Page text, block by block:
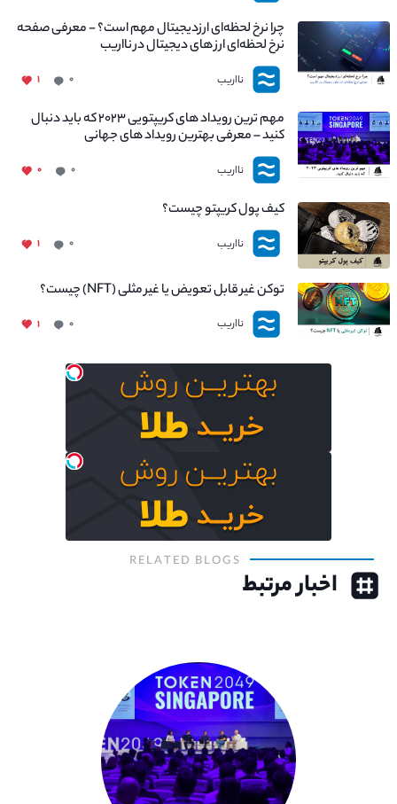
چرا نرخ لحظه‌ای ارزدیجیتال مهم است؟ - معرفی صفحه
نرخ لحظه‌ای ارز های دیجیتال در نااریب
نااریب ۰ ۱
مهم ترین رویداد های کریپتویی ۲۰۲۳ که باید دنبال
کنید – معرفی بهترین رویداد های جهانی
نااریب ۰ ۰
کیف پول کریپتو چیست؟
نااریب ۰ ۱
توکن غیر قابل تعویض یا غیر مثلی (NFT) چیست؟
نااریب ۰ ۱
RELATED BLOGS
اخبار مرتبط